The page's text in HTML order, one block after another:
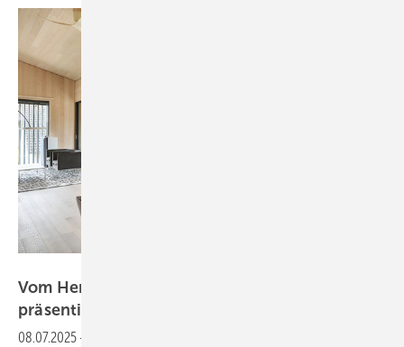
Vom Hersteller zum Bauherr: Solarlux
präsentiert Konzepthaus in
08.07.2025 -